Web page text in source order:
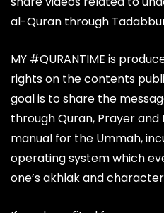
al-Quran through
MY #QURANTIME is
rights on the contents
goal is to share the
through Quran, Prayer
manual for the Ummah,
operating system which
one’s akhlak and